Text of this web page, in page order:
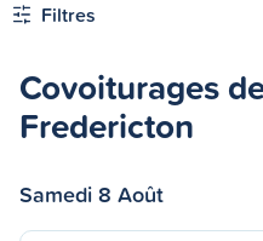
Filtres
Covoiturages
Fredericton
Samedi 8 Août